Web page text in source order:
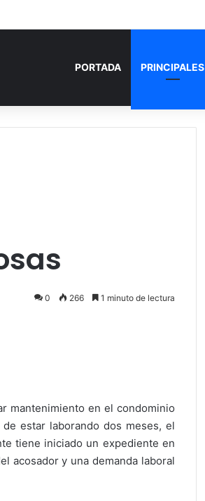
PORTADA PRINCIPALES
0 266 1 minuto de lectura
mantenimiento en el condominio
estar laborando dos meses, el
tiene iniciado un expediente en
acosador y una demanda laboral